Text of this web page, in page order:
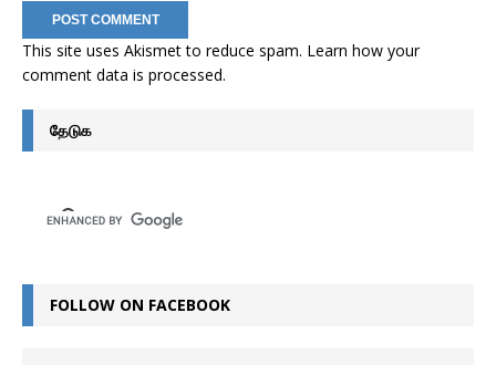
This site uses Akismet to reduce spam. Learn how your
comment data is processed.
தேடுக
FOLLOW ON FACEBOOK